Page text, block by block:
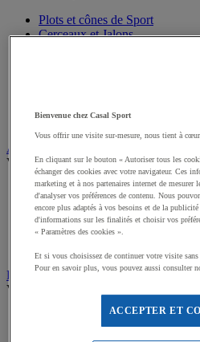
Plots et cônes de Sport
Cerceaux et Jalons
Harnais de résistance
Arbitrage, Coaching
Voir tous les produits
Sifflets
Chronomètres de Sport
Tableaux tactiques
Brassards de sport
Récompenses sportives
Voir tous les produits
Coupes et trophées sportifs
Médailles, Rubans
Bienvenue chez Casal Sport
Vous offrir une visite sur-mesure, nous tient à
En cliquant sur le bouton « Autoriser tous les
échanger des cookies avec votre navigateur. Ces
marketing et à nos partenaires internet de mesurer
d'analyser vos préférences de contenu. Nous
encore plus adaptés à vos besoins et de la
d'informations sur les finalités et choisir vos
« Paramètres des cookies ».
Et si vous choisissez de continuer votre visite
Pour en savoir plus, vous pouvez aussi consulter
ACCEPTER ET